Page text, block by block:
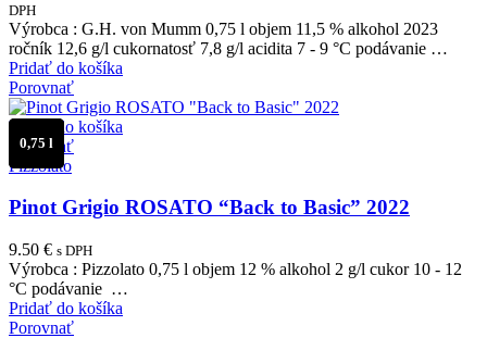
DPH
Výrobca : G.H. von Mumm 0,75 l objem 11,5 % alkohol 2023
ročník 12,6 g/l cukornatosť 7,8 g/l acidita 7 - 9 °C podávanie …
Pridať do košíka
Porovnať
Pridať do košíka
Porovnať
Pizzolato
Pinot Grigio ROSATO “Back to Basic” 2022
9.50 € s DPH
0,75 l
Výrobca : Pizzolato 0,75 l objem 12 % alkohol 2 g/l cukor 10 - 12
°C podávanie …
Pridať do košíka
Porovnať